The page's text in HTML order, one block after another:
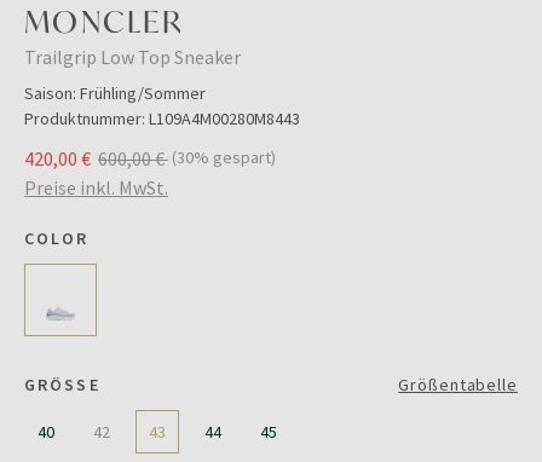
MONCLER
Trailgrip Low Top Sneaker
Saison: Frühling/Sommer
Produktnummer: L109A4M00280M8443
420,00 € 600,00 € (30% gespart)
Preise inkl. MwSt.
COLOR
GRÖSSE Größentabelle
40 42 43 44 45